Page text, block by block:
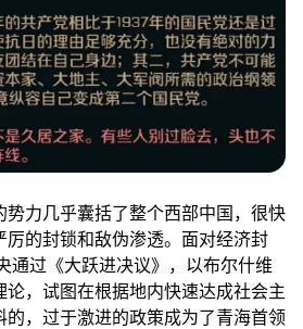
势力几乎囊括了整个西部中国，很快
厉的封锁和敌伪渗透。面对经济封
通过《大跃进决议》，以布尔什维
论，试图在根据地内快速达成社会主
的，过于激进的政策成为了青海首领